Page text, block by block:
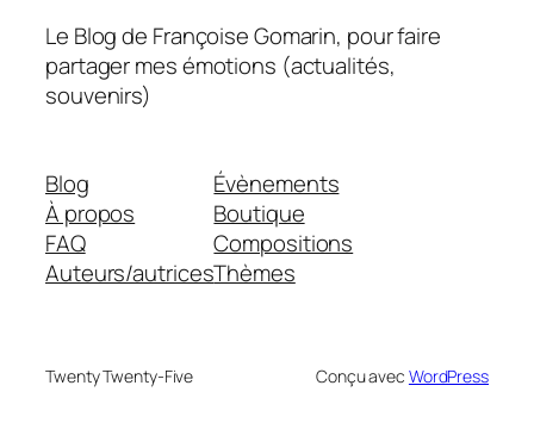
Le Blog de Françoise Gomarin, pour faire
partager mes émotions (actualités,
souvenirs)
Blog
À propos
FAQ
Auteurs/autrices
Évènements
Boutique
Compositions
Thèmes
Twenty Twenty-Five Conçu avec WordPress